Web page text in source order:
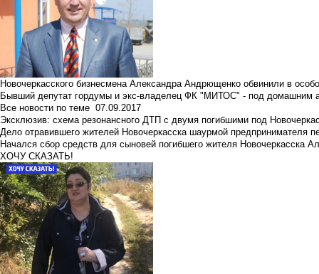
Новочеркасского бизнесмена Александра Андрющенко обвинили в
Бывший депутат гордумы и экс-владелец ФК "МИТОС" - под домашним
Все новости по теме 07.09.2017
Эксклюзив: схема резонансного ДТП с двумя погибшими под
Дело отравившего жителей Новочеркасска шаурмой предпринимателя
Начался сбор средств для сыновей погибшего жителя Новочеркасска
ХОЧУ СКАЗАТЬ!